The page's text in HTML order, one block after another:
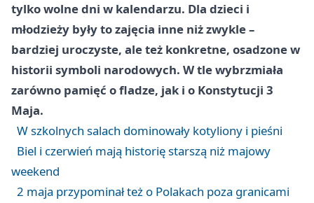
tylko wolne dni w kalendarzu. Dla dzieci i
młodzieży były to zajęcia inne niż zwykle –
bardziej uroczyste, ale też konkretne, osadzone w
historii symboli narodowych. W tle wybrzmiała
zarówno pamięć o fladze, jak i o Konstytucji 3
Maja.
W szkolnych salach dominowały kotyliony i pieśni
Biel i czerwień mają historię starszą niż majowy
weekend
2 maja przypominał też o Polakach poza granicami